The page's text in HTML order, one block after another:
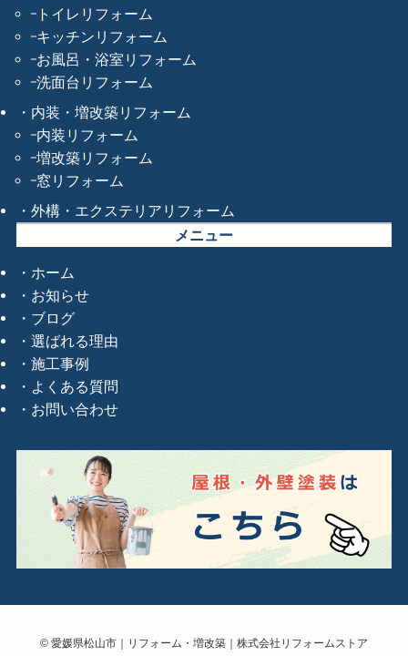
トイレリフォーム
キッチンリフォーム
お風呂・浴室リフォーム
洗面台リフォーム
内装・増改築リフォーム
内装リフォーム
増改築リフォーム
窓リフォーム
外構・エクステリアリフォーム
メニュー
ホーム
お知らせ
ブログ
選ばれる理由
施工事例
よくある質問
お問い合わせ
© 愛媛県松山市｜リフォーム・増改築｜株式会社リフォームストア